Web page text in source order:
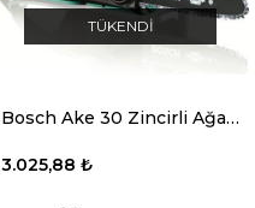
TÜKENDI
Bosch Ake 30 Zincirli Ağaç Kesme Makinesi
3.025,88 ₺